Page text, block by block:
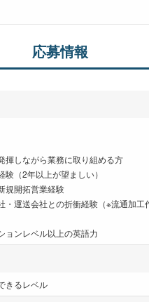
応募情報
揮しながら業務に取り組める方
験（2年以上が望ましい）
規開拓営業経験
・運送会社との折衝経験（※流通加工
ョンレベル以上の英語力
きるレベル